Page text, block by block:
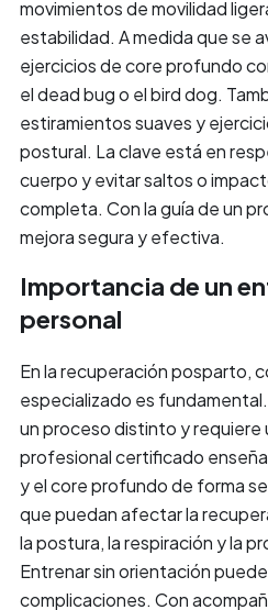
movimientos de movilidad
estabilidad. A medida que se
ejercicios de core profundo
el dead bug o el bird dog.
estiramientos suaves y
postural. La clave está en
cuerpo y evitar saltos o
completa. Con la guía de un
mejora segura y efectiva.
Importancia de un
personal
En la recuperación posparto,
especializado es
un proceso distinto y requiere
profesional certificado
y el core profundo de forma
que puedan afectar la
la postura, la respiración y la
Entrenar sin orientación
complicaciones. Con